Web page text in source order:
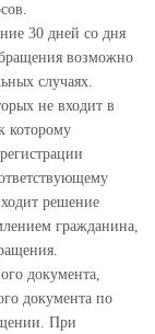
30 дней со дня
возможно
случаях.
не входит в
которому
решение
гражданина,
документа,
документа по
При